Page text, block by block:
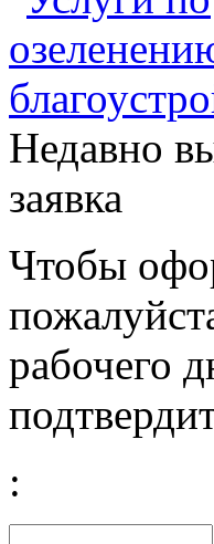
Недавно
заявка
Чтобы
рабочего
: